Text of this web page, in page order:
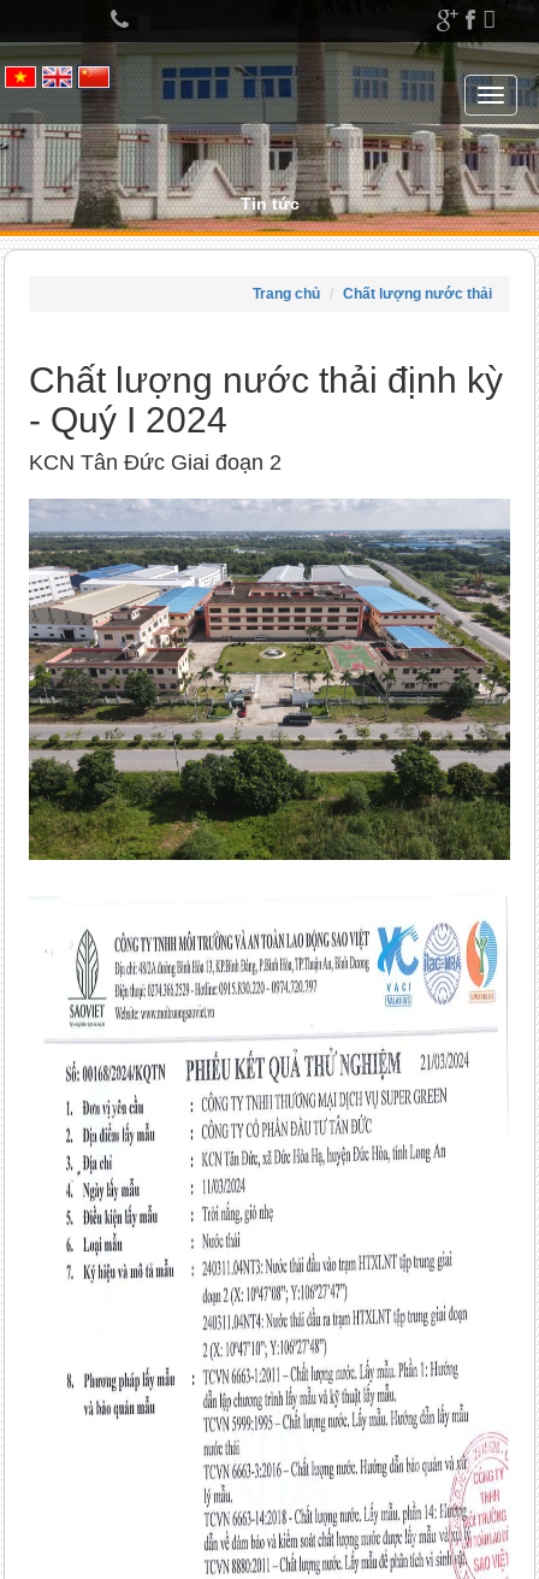
menu
Toggle
Tin tức
Trang chủ Chất lượng nước thải
Chất lượng nước thải định kỳ
- Quý I 2024
KCN Tân Đức Giai đoạn 2